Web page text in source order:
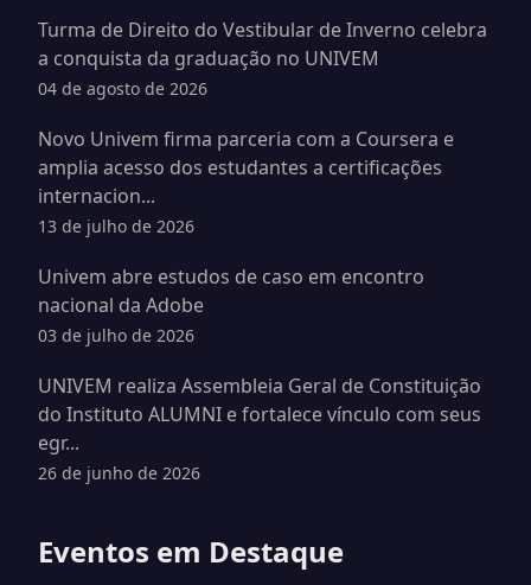
Turma de Direito do Vestibular de Inverno celebra
a conquista da graduação no UNIVEM
04 de agosto de 2026
Novo Univem firma parceria com a Coursera e
amplia acesso dos estudantes a certificações
internacion...
13 de julho de 2026
Univem abre estudos de caso em encontro
nacional da Adobe
03 de julho de 2026
UNIVEM realiza Assembleia Geral de Constituição
do Instituto ALUMNI e fortalece vínculo com seus
egr...
26 de junho de 2026
Eventos em Destaque